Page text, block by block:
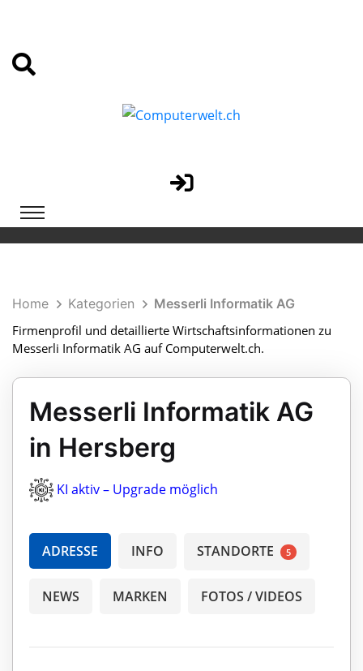
Home Kategorien
Messerli Informatik AG
Firmenprofil und detaillierte Wirtschaftsinformationen zu
Messerli Informatik AG auf Computerwelt.ch.
Messerli Informatik AG
in Hersberg
KI aktiv – Upgrade möglich
ADRESSE INFO STANDORTE 5
NEWS MARKEN FOTOS / VIDEOS